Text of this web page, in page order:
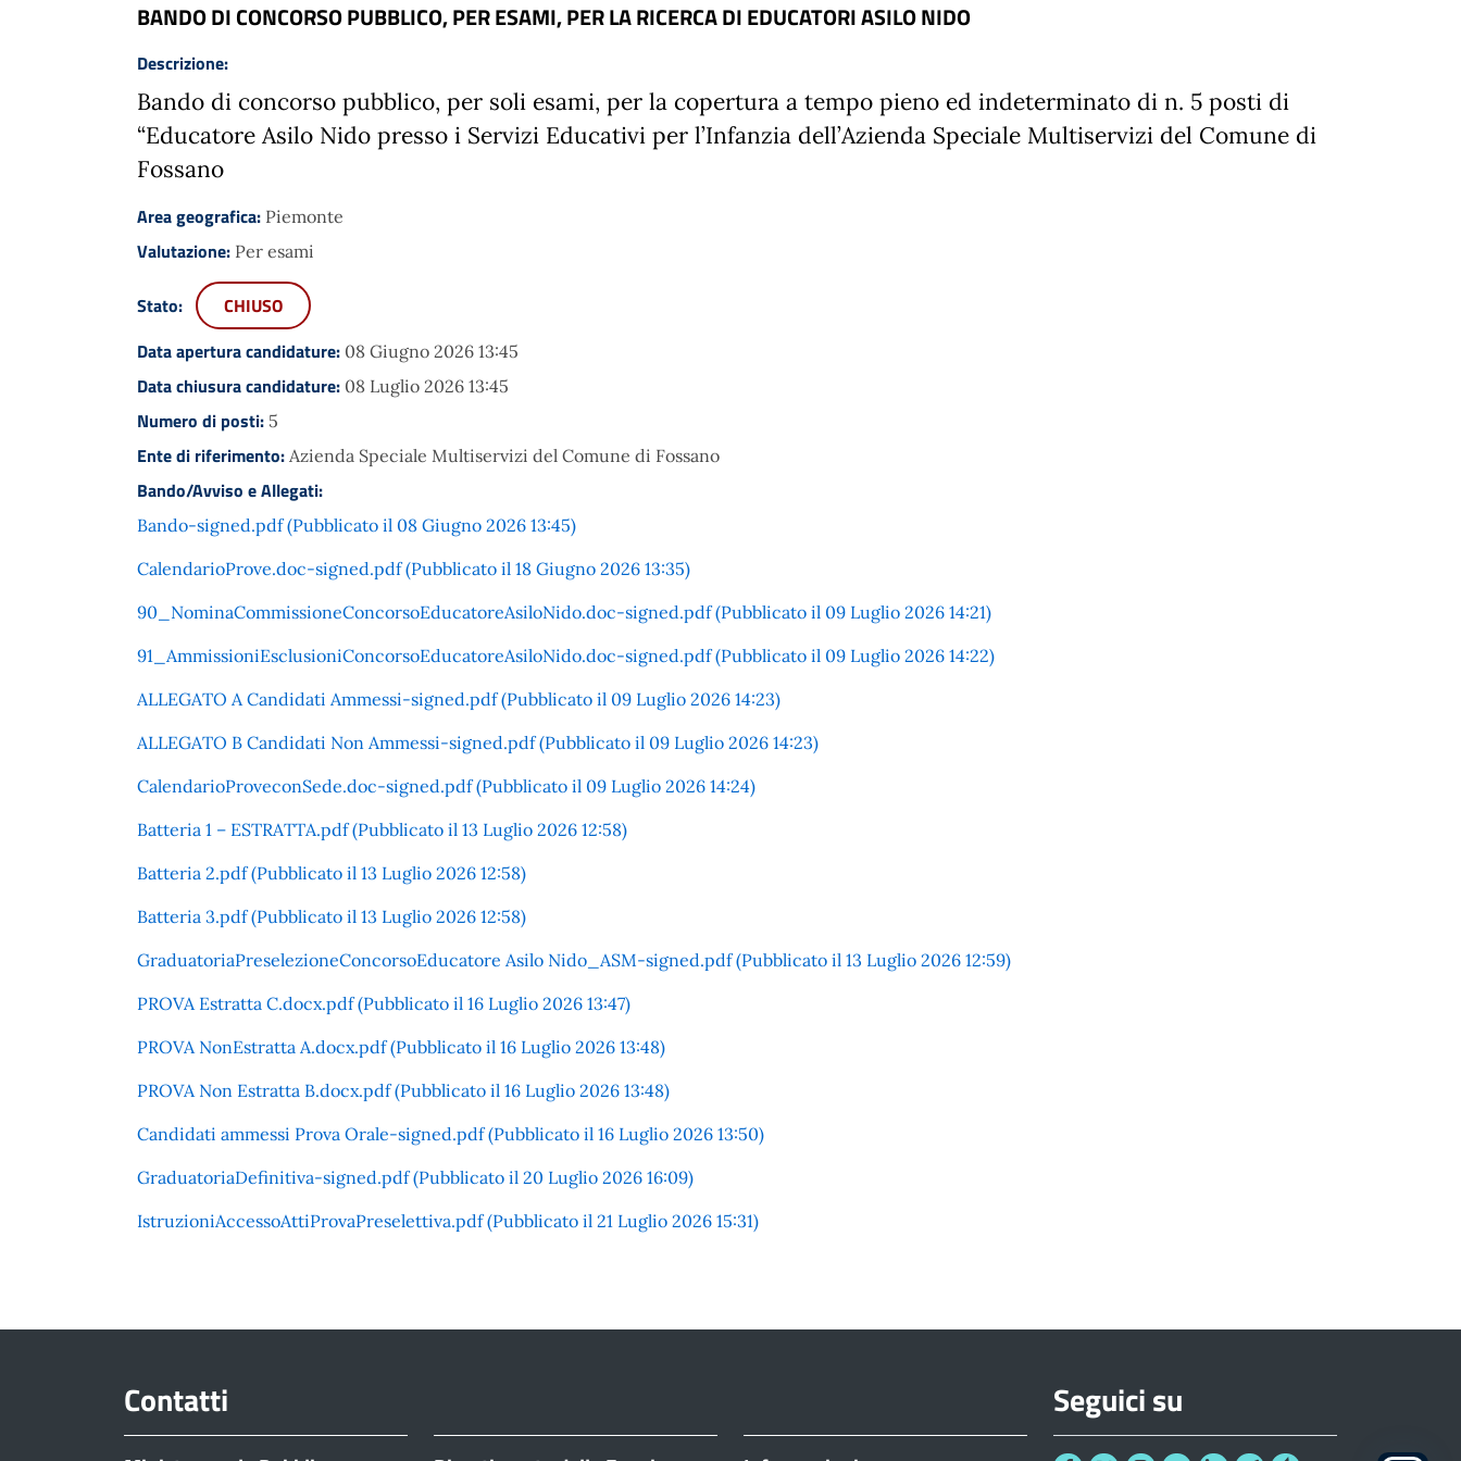
BANDO DI CONCORSO PUBBLICO, PER ESAMI, PER LA RICERCA DI EDUCATORI ASILO NIDO
Descrizione:
Bando di concorso pubblico, per soli esami, per la copertura a tempo pieno ed indeterminato di n. 5 posti di
“Educatore Asilo Nido presso i Servizi Educativi per l’Infanzia dell’Azienda Speciale Multiservizi del Comune di
Fossano
Area geografica: Piemonte
Valutazione: Per esami
Stato:
CHIUSO
Data apertura candidature: 08 Giugno 2026 13:45
Data chiusura candidature: 08 Luglio 2026 13:45
Numero di posti: 5
Ente di riferimento: Azienda Speciale Multiservizi del Comune di Fossano
Bando/Avviso e Allegati:
Bando-signed.pdf (Pubblicato il 08 Giugno 2026 13:45)
CalendarioProve.doc-signed.pdf (Pubblicato il 18 Giugno 2026 13:35)
90_NominaCommissioneConcorsoEducatoreAsiloNido.doc-signed.pdf (Pubblicato il 09 Luglio 2026 14:21)
91_AmmissioniEsclusioniConcorsoEducatoreAsiloNido.doc-signed.pdf (Pubblicato il 09 Luglio 2026 14:22)
ALLEGATO A Candidati Ammessi-signed.pdf (Pubblicato il 09 Luglio 2026 14:23)
ALLEGATO B Candidati Non Ammessi-signed.pdf (Pubblicato il 09 Luglio 2026 14:23)
CalendarioProveconSede.doc-signed.pdf (Pubblicato il 09 Luglio 2026 14:24)
Batteria 1 – ESTRATTA.pdf (Pubblicato il 13 Luglio 2026 12:58)
Batteria 2.pdf (Pubblicato il 13 Luglio 2026 12:58)
Batteria 3.pdf (Pubblicato il 13 Luglio 2026 12:58)
GraduatoriaPreselezioneConcorsoEducatore Asilo Nido_ASM-signed.pdf (Pubblicato il 13 Luglio 2026 12:59)
PROVA Estratta C.docx.pdf (Pubblicato il 16 Luglio 2026 13:47)
PROVA NonEstratta A.docx.pdf (Pubblicato il 16 Luglio 2026 13:48)
PROVA Non Estratta B.docx.pdf (Pubblicato il 16 Luglio 2026 13:48)
Candidati ammessi Prova Orale-signed.pdf (Pubblicato il 16 Luglio 2026 13:50)
GraduatoriaDefinitiva-signed.pdf (Pubblicato il 20 Luglio 2026 16:09)
IstruzioniAccessoAttiProvaPreselettiva.pdf (Pubblicato il 21 Luglio 2026 15:31)
Contatti Seguici su